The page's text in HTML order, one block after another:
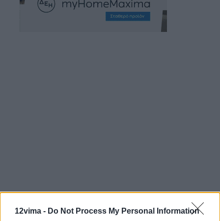
12vima - Do Not Process My Personal Information